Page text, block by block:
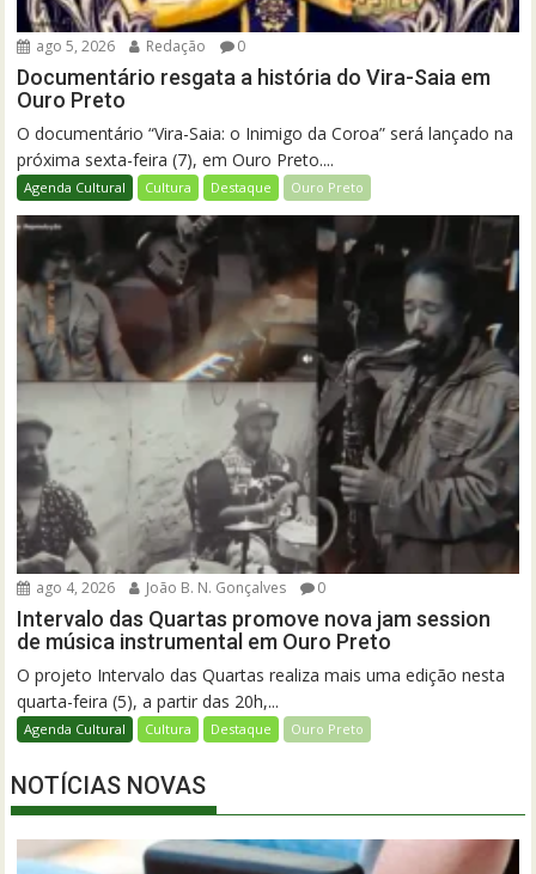
ago 5, 2026 Redação 0
Documentário resgata a história do Vira-Saia em
Ouro Preto
O documentário “Vira-Saia: o Inimigo da Coroa” será lançado na
próxima sexta-feira (7), em Ouro Preto....
Agenda Cultural Cultura Destaque Ouro Preto
ago 4, 2026 João B. N. Gonçalves 0
Intervalo das Quartas promove nova jam session
de música instrumental em Ouro Preto
O projeto Intervalo das Quartas realiza mais uma edição nesta
quarta-feira (5), a partir das 20h,...
Agenda Cultural Cultura Destaque Ouro Preto
NOTÍCIAS NOVAS